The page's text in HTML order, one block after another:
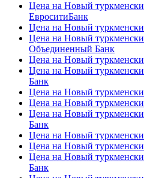
Цена на Новый
ЕвроситиБанк
Цена на Новый
Цена на Новый
Объединенный Банк
Цена на Новый
Цена на Новый
Банк
Цена на Новый
Цена на Новый
Цена на Новый
Банк
Цена на Новый
Цена на Новый
Цена на Новый
Банк